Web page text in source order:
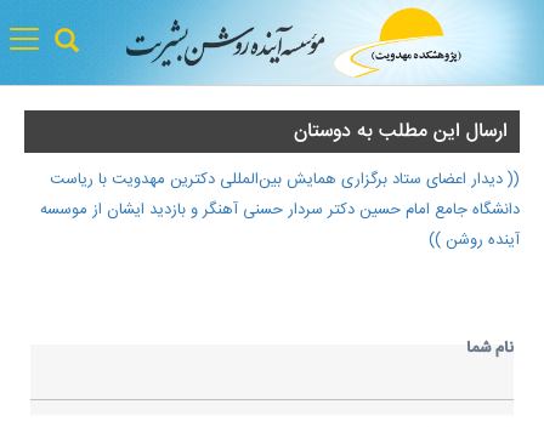
ارسال اين مطلب به دوستان
(( دیدار اعضای ستاد برگزاری همایش بین‌المللی دکترین مهدویت با ریاست
دانشگاه جامع امام حسین دکتر سردار حسنی آهنگر و بازدید ایشان از موسسه
آینده روشن ))
نام شما